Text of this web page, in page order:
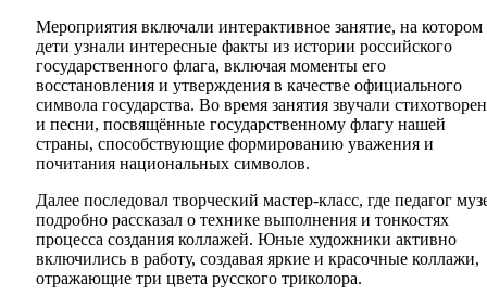
Мероприятия включали интерактивное занятие, на котором
дети узнали интересные факты из истории российского
государственного флага, включая моменты его
восстановления и утверждения в качестве официального
символа государства. Во время занятия звучали
и песни, посвящённые государственному флагу нашей
страны, способствующие формированию уважения и
почитания национальных символов.
Далее последовал творческий мастер-класс, где педагог
подробно рассказал о технике выполнения и тонкостях
процесса создания коллажей. Юные художники активно
включились в работу, создавая яркие и красочные коллажи,
отражающие три цвета русского триколора.